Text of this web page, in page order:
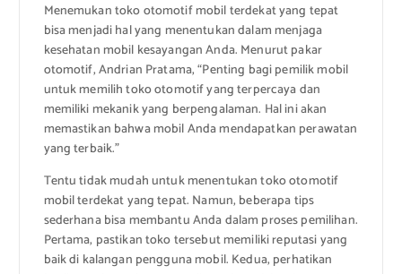
Menemukan toko otomotif mobil terdekat yang tepat
bisa menjadi hal yang menentukan dalam menjaga
kesehatan mobil kesayangan Anda. Menurut pakar
otomotif, Andrian Pratama, “Penting bagi pemilik mobil
untuk memilih toko otomotif yang terpercaya dan
memiliki mekanik yang berpengalaman. Hal ini akan
memastikan bahwa mobil Anda mendapatkan perawatan
yang terbaik.”
Tentu tidak mudah untuk menentukan toko otomotif
mobil terdekat yang tepat. Namun, beberapa tips
sederhana bisa membantu Anda dalam proses pemilihan.
Pertama, pastikan toko tersebut memiliki reputasi yang
baik di kalangan pengguna mobil. Kedua, perhatikan